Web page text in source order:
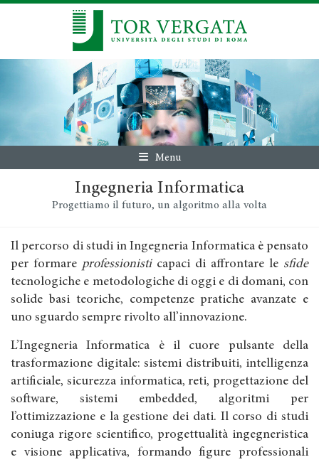
Menu
Ingegneria Informatica
Progettiamo il futuro, un algoritmo alla volta
Il percorso di studi in Ingegneria Informatica è pensato
per formare professionisticapaci di affrontare le sfide
tecnologiche e metodologiche di oggi e di domani, con
solide basi teoriche, competenze pratiche avanzate e
uno sguardo sempre rivolto all’innovazione.
L’Ingegneria Informatica è il cuore pulsante della
trasformazione digitale: sistemi distribuiti, intelligenza
artificiale, sicurezza informatica, reti, progettazione del
software, sistemi embedded, algoritmi per
l’ottimizzazione e la gestione dei dati. Il corso di studi
coniuga rigore scientifico, progettualità ingegneristica
e visione applicativa, formando figure professionali